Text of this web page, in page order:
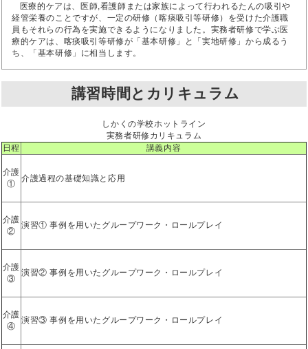
医療的ケアは、医師,看護師または家族によって行われるたんの吸引や
経管栄養のことですが、一定の研修（喀痰吸引等研修）を受けた介護職
員もそれらの行為を実施できるようになりました。実務者研修で学ぶ医
療的ケアは、喀痰吸引等研修が「基本研修」と「実地研修」から成るう
ち、「基本研修」に相当します。
講習時間とカリキュラム
しかくの学校ホットライン
実務者研修カリキュラム
日程
講義内容
介護
①
介護過程の基礎知識と応用
介護
②
演習① 事例を用いたグループワーク・ロールプレイ
介護
③
演習② 事例を用いたグループワーク・ロールプレイ
介護
④
演習③ 事例を用いたグループワーク・ロールプレイ